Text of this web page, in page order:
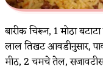
बारीक चिरून, 1 मोठा
लाल तिखट आवडीनुसार,
मीठ, 2 चमचे तेल,